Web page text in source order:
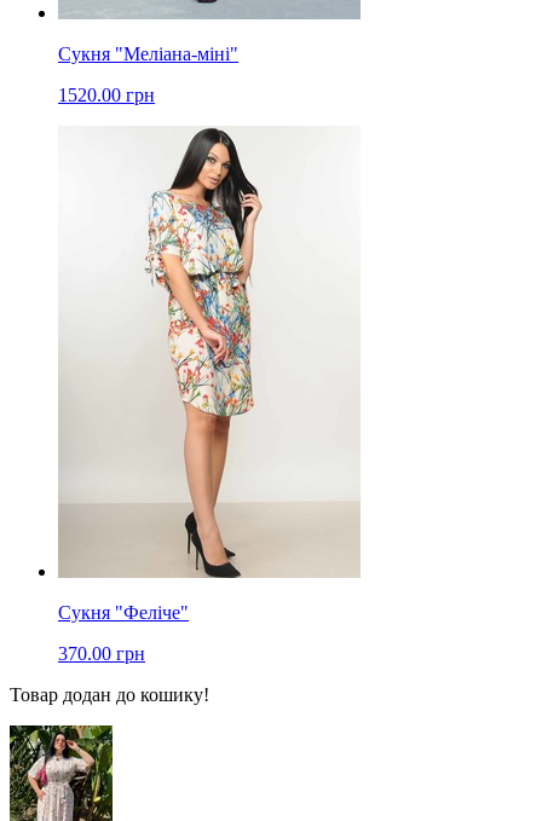
Сукня "Меліана-міні"
1520.00 грн
Сукня "Феліче"
370.00 грн
Товар додан до кошику!